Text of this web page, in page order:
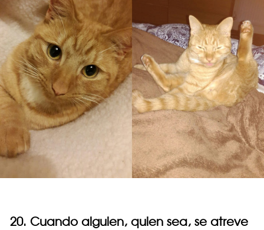
20. Cuando alguien, quien sea, se atreve